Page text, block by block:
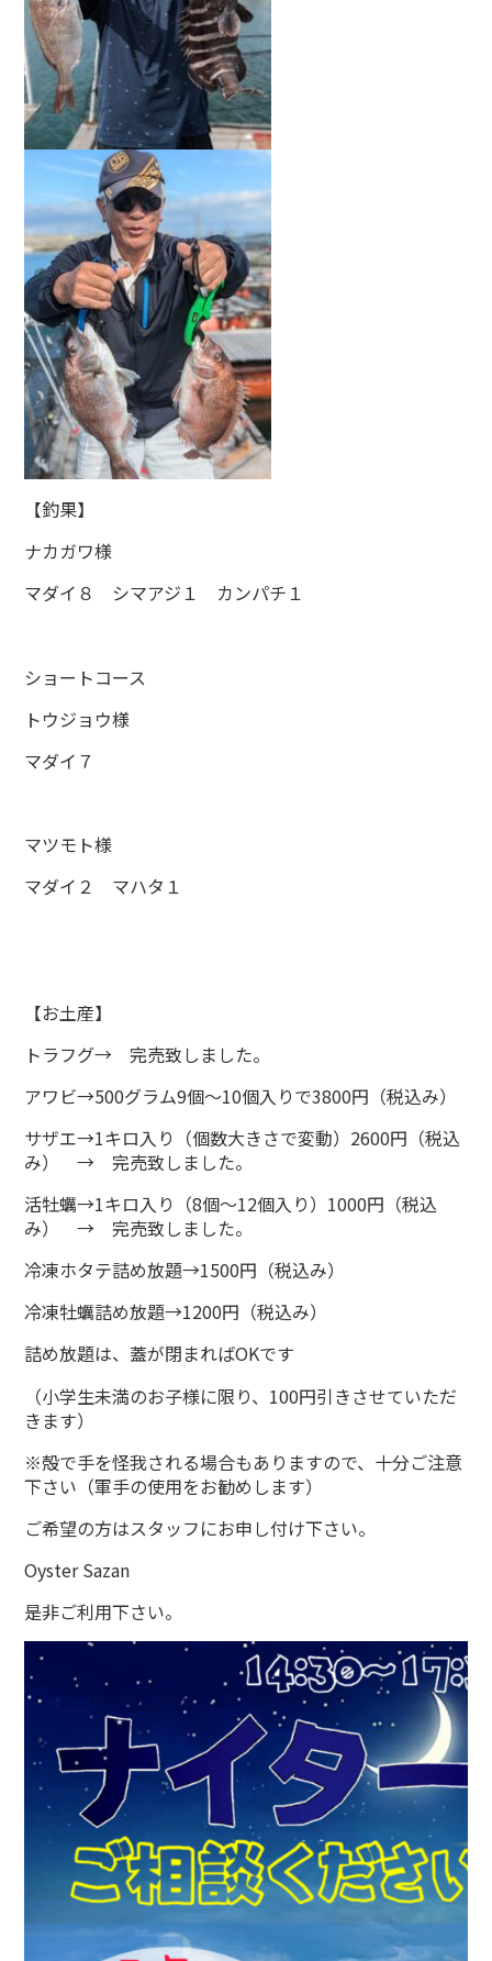
【釣果】
ナカガワ様
マダイ８ シマアジ１ カンパチ１
ショートコース
トウジョウ様
マダイ７
マツモト様
マダイ２ マハタ１
【お土産】
トラフグ→ 完売致しました。
アワビ→500グラム9個～10個入りで3800円（税込み）
サザエ→1キロ入り（個数大きさで変動）2600円（税込
み） → 完売致しました。
活牡蠣→1キロ入り（8個～12個入り）1000円（税込
み） → 完売致しました。
冷凍ホタテ詰め放題→1500円（税込み）
冷凍牡蠣詰め放題→1200円（税込み）
詰め放題は、蓋が閉まればOKです
（小学生未満のお子様に限り、100円引きさせていただ
きます）
※殻で手を怪我される場合もありますので、十分ご注意
下さい（軍手の使用をお勧めします）
ご希望の方はスタッフにお申し付け下さい。
Oyster Sazan
是非ご利用下さい。